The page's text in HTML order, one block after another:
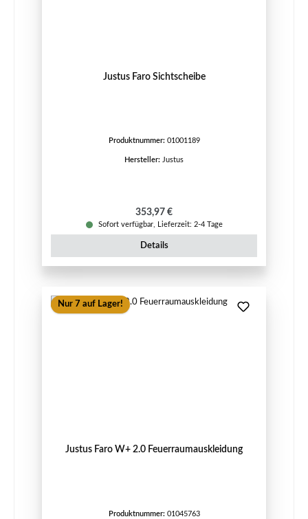
Justus Faro Sichtscheibe
Produktnummer: 01001189
Hersteller: Justus
Regulärer Preis:
353,97 €
Sofort verfügbar, Lieferzeit: 2-4 Tage
Details
Nur 7 auf Lager!
Justus Faro W+ 2.0 Feuerraumauskleidung
Produktnummer: 01045763